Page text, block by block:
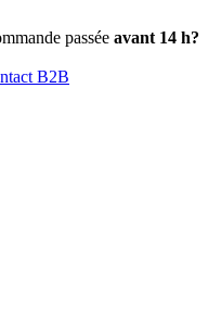
passée avant 14 h?
B2B